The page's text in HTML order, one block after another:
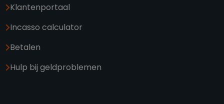
Klantenportaal
Incasso calculator
Betalen
Hulp bij geldproblemen